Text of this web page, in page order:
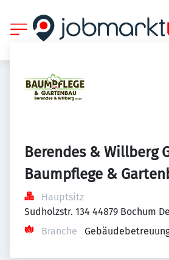
Berendes & Willberg
Baumpflege &
Hauptsitz
Sudholzstr. 134 44879 Bochum
Branche